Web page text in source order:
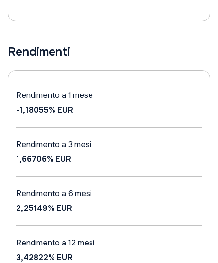
Rendimenti
Rendimento a 1 mese
-1,18055% EUR
Rendimento a 3 mesi
1,66706% EUR
Rendimento a 6 mesi
2,25149% EUR
Rendimento a 12 mesi
3,42822% EUR